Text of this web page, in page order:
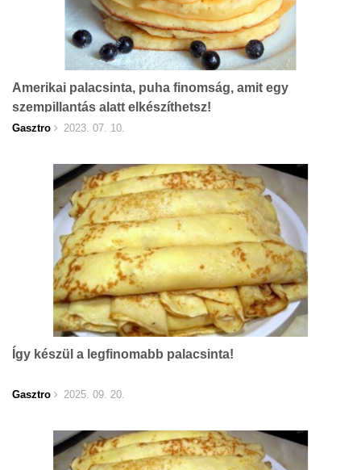
Amerikai palacsinta, puha finomság, amit egy
szempillantás alatt elkészíthetsz!
Gasztro 2023. 07. 10.
Így készül a legfinomabb palacsinta!
Gasztro 2025. 09. 20.